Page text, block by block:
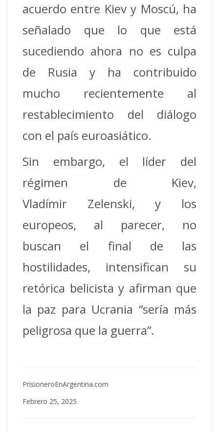
acuerdo entre Kiev y Moscú, ha
señalado que lo que está
sucediendo ahora no es culpa
de Rusia y ha contribuido
mucho recientemente al
restablecimiento del diálogo
con el país euroasiático.
Sin embargo, el líder del
régimen de Kiev,
Vladímir Zelenski, y los
europeos, al parecer, no
buscan el final de las
hostilidades, intensifican su
retórica belicista y afirman que
la paz para Ucrania “sería más
peligrosa que la guerra”.
PrisioneroEnArgentina.com
Febrero 25, 2025